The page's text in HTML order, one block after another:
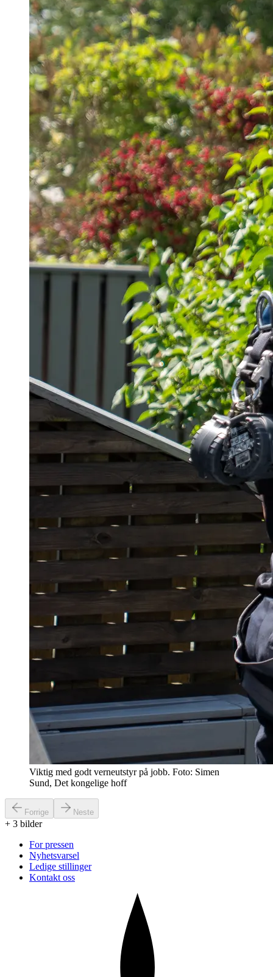
Viktig med godt verneutstyr på jobb. Foto: Simen
Sund, Det kongelige hoff
Forrige Neste
+ 3 bilder
For pressen
Nyhetsvarsel
Ledige stillinger
Kontakt oss